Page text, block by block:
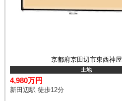
京都府京田辺市東西神屋
土地
4,980万円
新田辺駅 徒歩12分